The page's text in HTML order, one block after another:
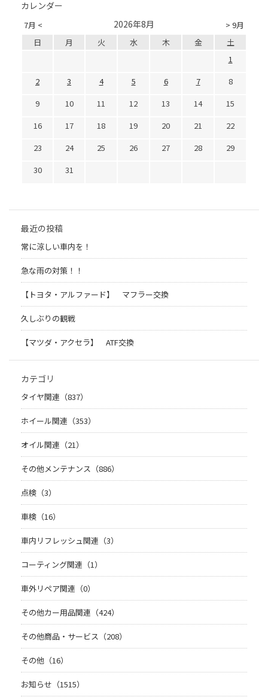
カレンダー
7月 < > 9月
2026年8月
日 月 火 水 木 金
土
1
2
3 4 5 6 7
8
9
10 11 12 13 14
15
16
17 18 19 20 21
22
23
24 25 26 27 28
29
30
31
最近の投稿
常に涼しい車内を！
急な雨の対策！！
【トヨタ・アルファード】 マフラー交換
久しぶりの観戦
【マツダ・アクセラ】 ATF交換
カテゴリ
タイヤ関連（837）
ホイール関連（353）
オイル関連（21）
その他メンテナンス（886）
点検（3）
車検（16）
車内リフレッシュ関連（3）
コーティング関連（1）
車外リペア関連（0）
その他カー用品関連（424）
その他商品・サービス（208）
その他（16）
お知らせ（1515）